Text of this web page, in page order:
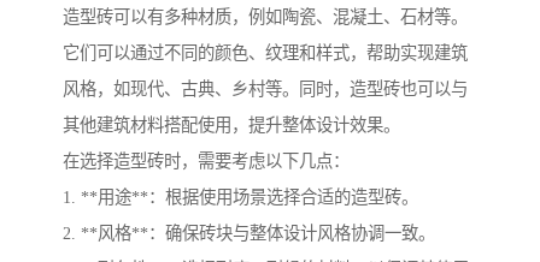
造型砖可以有多种材质，例如陶瓷、混凝土、石材等。
它们可以通过不同的颜色、纹理和样式，帮助实现建筑
风格，如现代、古典、乡村等。同时，造型砖也可以与
其他建筑材料搭配使用，提升整体设计效果。
在选择造型砖时，需要考虑以下几点：
1. **用途**：根据使用场景选择合适的造型砖。
2. **风格**：确保砖块与整体设计风格协调一致。